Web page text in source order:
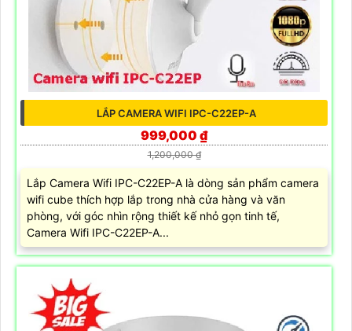
LẮP CAMERA WIFI IPC-C22EP-A
999,000 ₫
1,200,000 ₫
Lắp Camera Wifi IPC-C22EP-A là dòng sản phẩm camera
wifi cube thích hợp lắp trong nhà cửa hàng và văn
phòng, với góc nhìn rộng thiết kế nhỏ gọn tinh tế,
Camera Wifi IPC-C22EP-A...